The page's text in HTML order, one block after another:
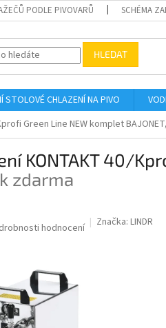
PODLE PIVOVARŮ SCHÉMA
HLEDAT
STOLOVÉ CHLAZENÍ NA PIVO
Green Line NEW komplet
KONTAKT 40/
zdarma
hodnocení Značka: LINDR